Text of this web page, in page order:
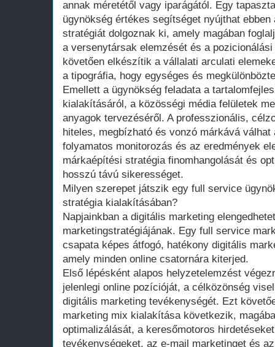
annak méretétől vagy iparágától. Egy
ügynökség értékes segítséget nyújthat
stratégiát dolgoznak ki, amely magában
a versenytársak elemzését és a
követően elkészítik a vállalati arculati
a tipográfia, hogy egységes és
Emellett a ügynökség feladata a
kialakításáról, a közösségi média felületek
anyagok tervezéséről. A professzionális,
hiteles, megbízható és vonzó márkává válhat
folyamatos monitorozás és az eredmények
márkaépítési stratégia finomhangolását és
hosszú távú sikerességet.
Milyen szerepet játszik egy full service
stratégia kialakításában?
Napjainkban a digitális marketing
marketingstratégiájának. Egy full service
csapata képes átfogó, hatékony digitális
amely minden online csatornára kiterjed.
Első lépésként alapos helyzetelemzést
jelenlegi online pozícióját, a célközönség
digitális marketing tevékenységét. Ezt
marketing mix kialakítása következik,
optimalizálását, a keresőmotoros
tevékenységeket, az e-mail marketinget és